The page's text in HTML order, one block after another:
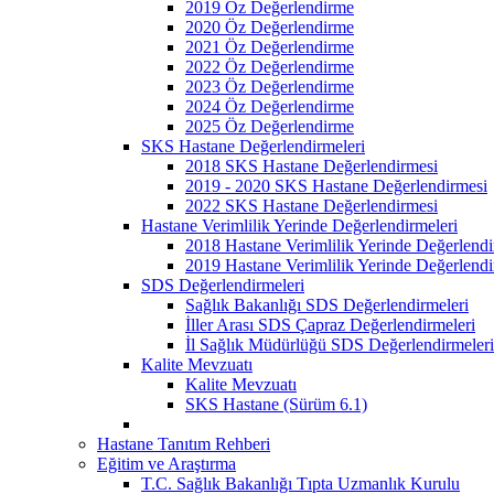
2019 Öz Değerlendirme
2020 Öz Değerlendirme
2021 Öz Değerlendirme
2022 Öz Değerlendirme
2023 Öz Değerlendirme
2024 Öz Değerlendirme
2025 Öz Değerlendirme
SKS Hastane Değerlendirmeleri
2018 SKS Hastane Değerlendirmesi
2019 - 2020 SKS Hastane Değerlendirmesi
2022 SKS Hastane Değerlendirmesi
Hastane Verimlilik Yerinde Değerlendirmeleri
2018 Hastane Verimlilik Yerinde
2019 Hastane Verimlilik Yerinde
SDS Değerlendirmeleri
Sağlık Bakanlığı SDS Değerlendirmeleri
İller Arası SDS Çapraz Değerlendirmeleri
İl Sağlık Müdürlüğü SDS Değerlendirmeleri
Kalite Mevzuatı
Kalite Mevzuatı
SKS Hastane (Sürüm 6.1)
Hastane Tanıtım Rehberi
Eğitim ve Araştırma
T.C. Sağlık Bakanlığı Tıpta Uzmanlık Kurulu